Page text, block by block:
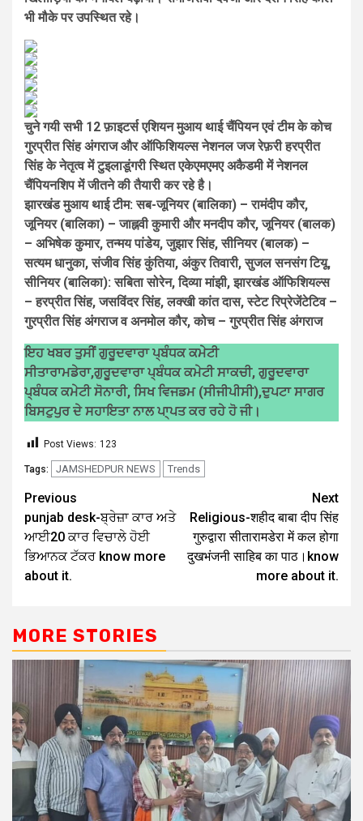
भी मौके पर उपस्थित रहे।
चुने गयी सभी 12 फ़ाइटर्स एशियन मुआय थाई चैंपियन एवं टीम के कोच
गुरप्रीत सिंह अंगराज और ऑफिशियल्स नेशनल जज रेफ़री हरप्रीत
सिंह के नेतृत्व में टुइलाडूंगरी स्थित एकेएमएमए अकैडमी में नेशनल
चैंपियनशिप में जीतने की तैयारी कर रहे है।
झारखंड मुआय थाई टीम: सब-जूनियर (बालिका) – रामंदीप कौर,
जूनियर (बालिका) – जाह्नवी कुमारी और मनदीप कौर, जूनियर (बालक)
– अभिषेक कुमार, तन्मय पांडेय, जुझार सिंह, सीनियर (बालक) –
सत्यम धानुका, संजीव सिंह कुंतिया, अंकुर तिवारी, सुजल सनसंग टियू,
सीनियर (बालिका): सबिता सोरेन, दिव्या मांझी, झारखंड ऑफिशियल्स
– हरप्रीत सिंह, जसविंदर सिंह, लक्खी कांत दास, स्टेट रिप्रेजेंटेटिव –
गुरप्रीत सिंह अंगराज व अनमोल कौर, कोच – गुरप्रीत सिंह अंगराज
ਇਹ ਖਬਰ ਤੁਸੀਂ ਗੁਰੂਦਵਾਰਾ ਪ੍ਬੰਧਕ ਕਮੇਟੀ
ਸੀਤਾਰਾਮਡੇਰਾ,ਗੁਰੂਦਵਾਰਾ ਪ੍ਬੰਧਕ ਕਮੇਟੀ ਸਾਕਚੀ, ਗੁਰੂਦਵਾਰਾ
ਪ੍ਬੰਧਕ ਕਮੇਟੀ ਸੋਨਾਰੀ, ਸਿਖ ਵਿਜਡਮ (ਸੀਜੀਪੀਸੀ),ਦੁਪਟਾ ਸਾਗਰ
ਬਿਸਟੁਪੁਰ ਦੇ ਸਹਾਇਤਾ ਨਾਲ ਪਾ੍ਪਤ ਕਰ ਰਹੇ ਹੋ ਜੀ।
Post Views: 123
Tags: JAMSHEDPUR NEWS Trends
Previous
punjab desk-ਬ੍ਰੇਜ਼ਾ ਕਾਰ ਅਤੇ
ਆਈ20 ਕਾਰ ਵਿਚਾਲੇ ਹੋਈ
ਭਿਆਨਕ ਟੱਕਰ know more
about it.
Next
Religious-शहीद बाबा दीप सिंह
गुरुद्वारा सीतारामडेरा में कल होगा
दुखभंजनी साहिब का पाठ।know
more about it.
MORE STORIES